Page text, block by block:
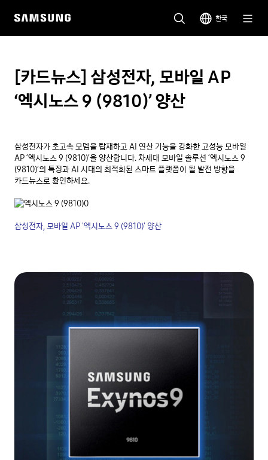
한국
[카드뉴스] 삼성전자, 모바일 AP
‘엑시노스 9 (9810)’ 양산
삼성전자가 초고속 모뎀을 탑재하고 AI 연산 기능을 강화한 고성능 모바일
AP ‘엑시노스 9 (9810)’을 양산합니다. 차세대 모바일 솔루션 ‘엑시노스 9
(9810)’의 특징과 AI 시대의 최적화된 스마트 플랫폼이 될 발전 방향을
카드뉴스로 확인하세요.
삼성전자, 모바일 AP '엑시노스 9 (9810)' 양산